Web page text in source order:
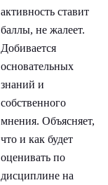
активность ставит
баллы, не жалеет.
Добивается
основательных
знаний и
собственного
мнения. Объясняет,
что и как будет
оценивать по
дисциплине на